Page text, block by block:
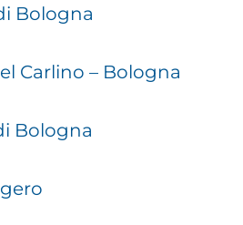
Bologna
Carlino – Bologna
Bologna